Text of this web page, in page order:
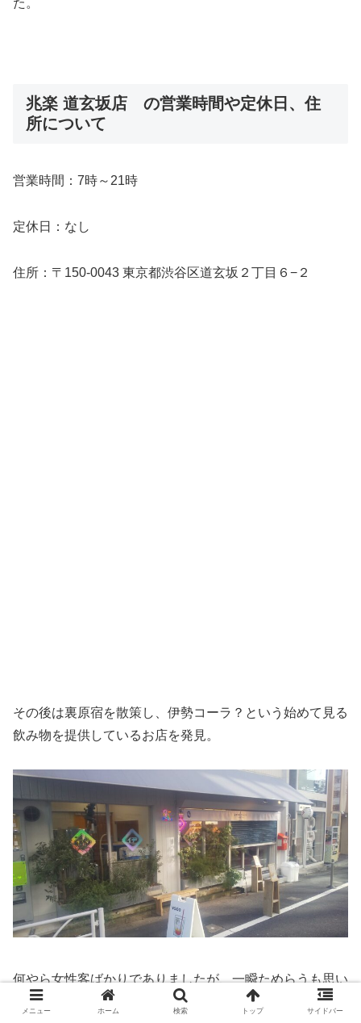
た。
兆楽 道玄坂店 の営業時間や定休日、住
所について
営業時間：7時～21時
定休日：なし
住所：〒150-0043 東京都渋谷区道玄坂２丁目６−２
その後は裏原宿を散策し、伊勢コーラ？という始めて見る
飲み物を提供しているお店を発見。
何やら女性客ばかりでありましたが、一瞬ためらうも思い
切って入店し試しに注文して飲んでみるとこれまでのコー
メニュー ホーム 検索 トップ サイドバー